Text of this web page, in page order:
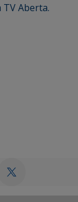
TV Aberta.